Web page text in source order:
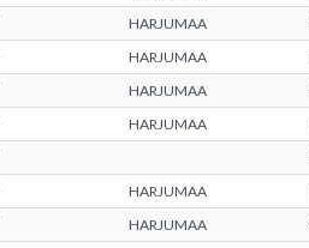
HARJUMAA
HARJUMAA
HARJUMAA
HARJUMAA
HARJUMAA
HARJUMAA